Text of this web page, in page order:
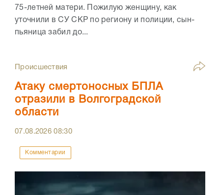
75-летней матери. Пожилую женщину, как
уточнили в СУ СКР по региону и полиции, сын-
пьяница забил до...
Происшествия
Атаку смертоносных БПЛА
отразили в Волгоградской
области
07.08.202608:30
Комментарии